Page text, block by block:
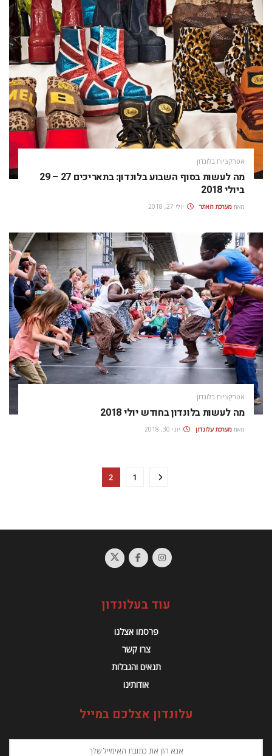
אטרקציות בלונדון
מה לעשות בסוף השבוע בלונדון: בתאריכים 27 – 29
ביולי 2018
מאת מערכת האתר יולי 27, 2018
אטרקציות בלונדון
מה לעשות בלונדון בחודש יולי 2018
מאת מערכת עלונדון יוני 30, 2018
1
2
עוד בעלונדון
פרסמו אצלנו
צרו קשר
תנאים והגבלות
אודותינו
עלונדון אצלכם במייל